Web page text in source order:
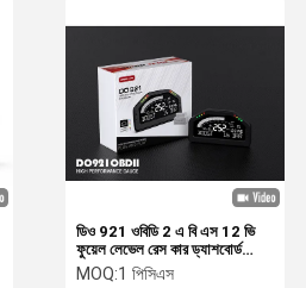
ডিও 921 ওবিডি 2 এ বি এস 12 ভি
ফুয়েল লেভেল রেস কার ড্যাশবোর্ড
ওবিডিআইআই সিস্টেম সহ
MOQ:1 পিসিএস